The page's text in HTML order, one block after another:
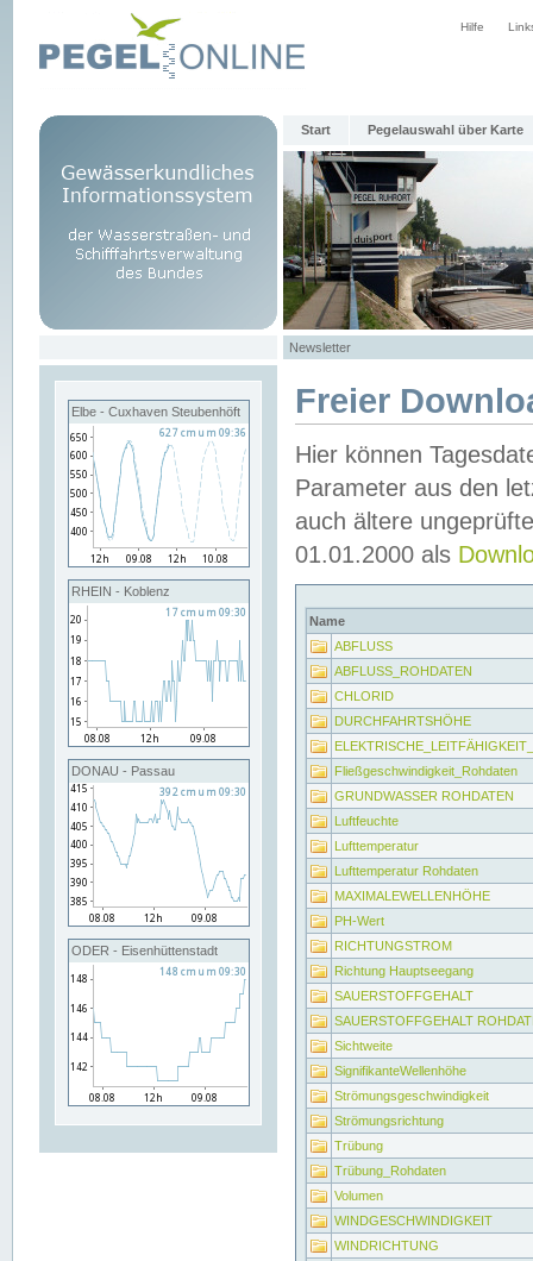
Hilfe
Start Pegelauswahl über Karte
Newsletter
Elbe - Cuxhaven Steubenhöft
RHEIN - Koblenz
DONAU - Passau
ODER - Eisenhüttenstadt
Freier
Hier können
Parameter aus den
auch ältere
01.01.2000 als
Name
ABFLUSS
ABFLUSS_ROHDATEN
CHLORID
DURCHFAHRTSHÖHE
Fließgeschwindigkeit_Rohdaten
GRUNDWASSER ROHDATEN
Luftfeuchte
Lufttemperatur
Lufttemperatur Rohdaten
MAXIMALEWELLENHÖHE
PH-Wert
RICHTUNGSTROM
Richtung Hauptseegang
SAUERSTOFFGEHALT
SAUERSTOFFGEHALT
Sichtweite
SignifikanteWellenhöhe
Strömungsgeschwindigkeit
Strömungsrichtung
Trübung
Trübung_Rohdaten
Volumen
WINDGESCHWINDIGKEIT
WINDRICHTUNG